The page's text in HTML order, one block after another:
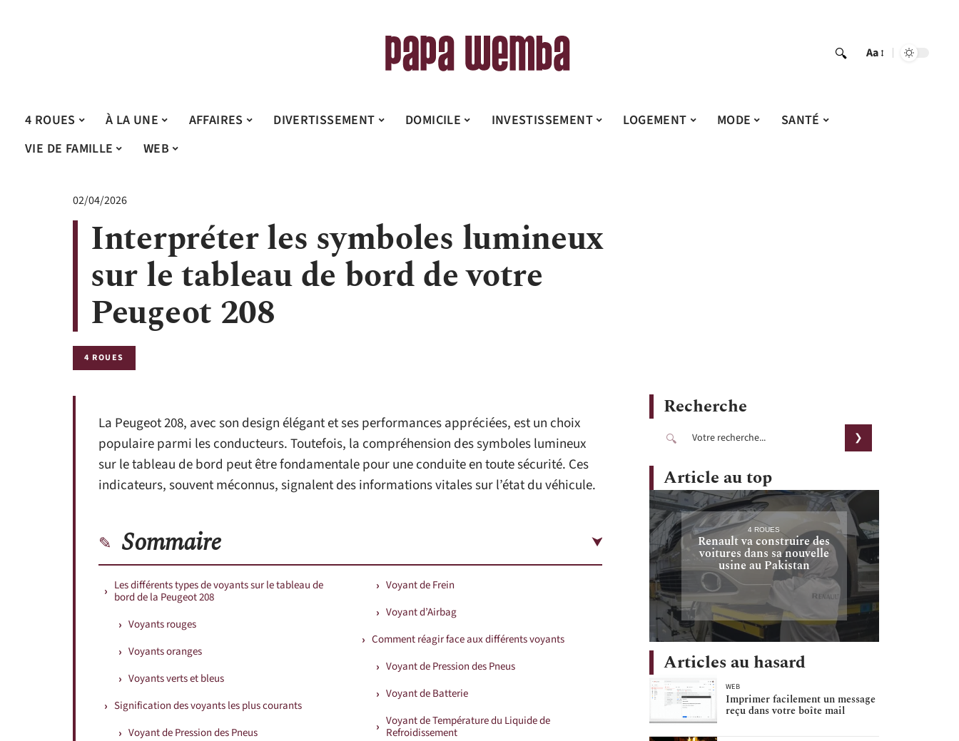
Aa
4 ROUES À LA UNE AFFAIRES DIVERTISSEMENT DOMICILE INVESTISSEMENT LOGEMENT MODE
SANTÉ
VIE DE FAMILLE
WEB
02/04/2026
Interpréter les symboles lumineux
sur le tableau de bord de votre
Peugeot 208
4 ROUES
La Peugeot 208, avec son design élégant et ses performances appréciées, est un choix
populaire parmi les conducteurs. Toutefois, la compréhension des symboles lumineux
sur le tableau de bord peut être fondamentale pour une conduite en toute sécurité. Ces
indicateurs, souvent méconnus, signalent des informations vitales sur l’état du véhicule.
Sommaire
Les différents types de voyants sur le tableau de
bord de la Peugeot 208
Voyants rouges
Voyants oranges
Voyants verts et bleus
Signification des voyants les plus courants
Voyant de Pression des Pneus
Voyant de Frein
Voyant d’Airbag
Comment réagir face aux différents voyants
Voyant de Pression des Pneus
Voyant de Batterie
Voyant de Température du Liquide de
Refroidissement
Recherche
Article au top
4 ROUES
Renault va construire des
voitures dans sa nouvelle
usine au Pakistan
Articles au hasard
WEB
Imprimer facilement un message
reçu dans votre boîte mail